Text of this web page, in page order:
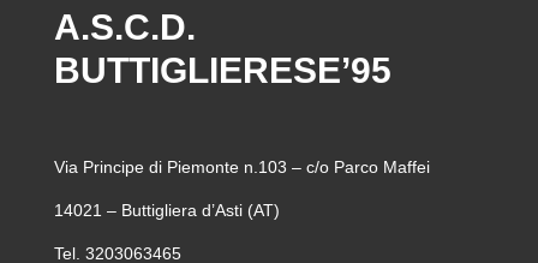
A.S.C.D.
BUTTIGLIERESE’95
Via Principe di Piemonte n.103 – c/o Parco Maffei
14021 – Buttigliera d’Asti (AT)
Tel. 3203063465